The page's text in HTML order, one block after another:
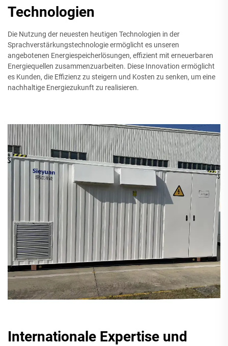
Technologien
Die Nutzung der neuesten heutigen Technologien in der
Sprachverstärkungstechnologie ermöglicht es unseren
angebotenen Energiespeicherlösungen, effizient mit erneuerbaren
Energiequellen zusammenzuarbeiten. Diese Innovation ermöglicht
es Kunden, die Effizienz zu steigern und Kosten zu senken, um eine
nachhaltige Energiezukunft zu realisieren.
Internationale Expertise und